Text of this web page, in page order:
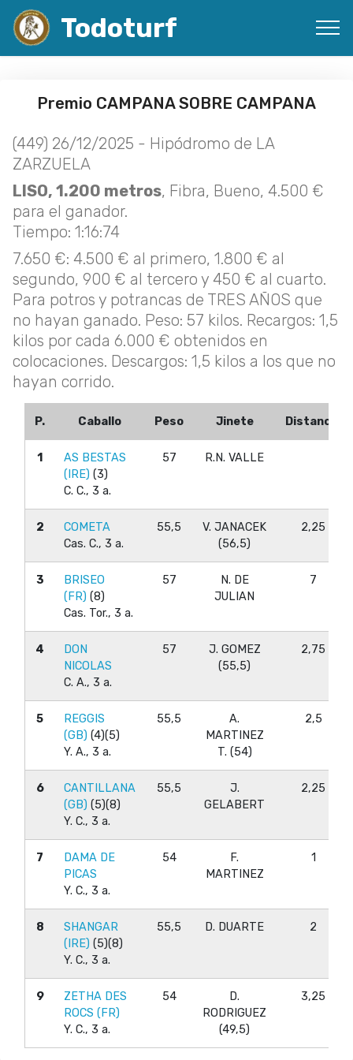
Todoturf
Premio CAMPANA SOBRE CAMPANA
(449) 26/12/2025 - Hipódromo de LA
ZARZUELA
LISO, 1.200 metros, Fibra, Bueno, 4.500 €
para el ganador.
Tiempo: 1:16:74
7.650 €: 4.500 € al primero, 1.800 € al
segundo, 900 € al tercero y 450 € al cuarto.
Para potros y potrancas de TRES AÑOS que
no hayan ganado. Peso: 57 kilos. Recargos: 1,5
kilos por cada 6.000 € obtenidos en
colocaciones. Descargos: 1,5 kilos a los que no
hayan corrido.
P. Caballo Peso Jinete
Distancia
1
AS BESTAS
(IRE) (3)
C. C., 3 a.
57 R.N. VALLE
2
COMETA
Cas. C., 3 a.
55,5
V. JANACEK
(56,5)
2,25
3
BRISEO
(FR) (8)
Cas. Tor., 3 a.
57
N. DE
JULIAN
7
4
DON
NICOLAS
C. A., 3 a.
57
J. GOMEZ
(55,5)
2,75
5
REGGIS
(GB) (4)(5)
Y. A., 3 a.
55,5
A.
MARTINEZ
T. (54)
2,5
6
CANTILLANA
(GB) (5)(8)
Y. C., 3 a.
55,5
J.
GELABERT
2,25
7
DAMA DE
PICAS
Y. C., 3 a.
54
F.
MARTINEZ
1
8
SHANGAR
(IRE) (5)(8)
Y. C., 3 a.
55,5 D. DUARTE 2
9
ZETHA DES
ROCS (FR)
Y. C., 3 a.
54
D.
RODRIGUEZ
(49,5)
3,25